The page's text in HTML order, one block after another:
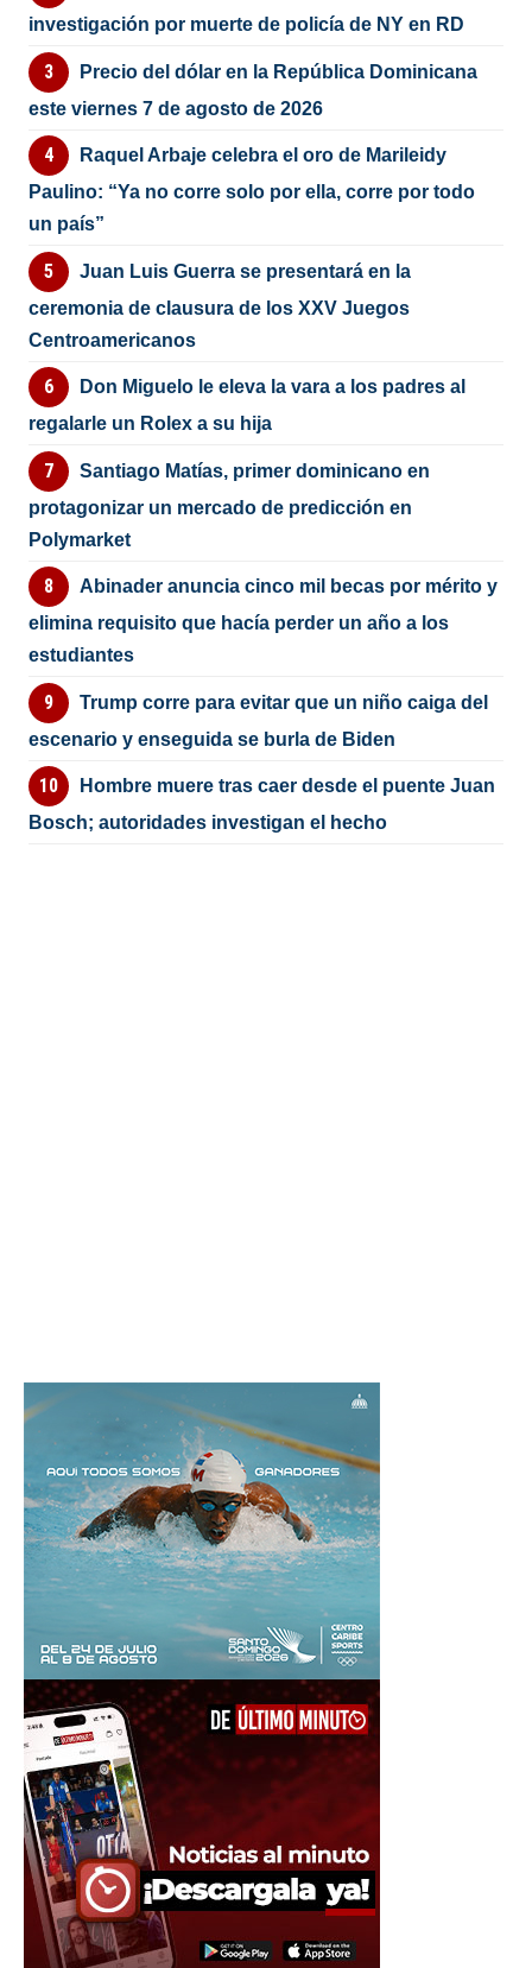
investigación por muerte de policía de NY en RD
Precio del dólar en la República Dominicana
este viernes 7 de agosto de 2026
Raquel Arbaje celebra el oro de Marileidy
Paulino: “Ya no corre solo por ella, corre por todo
un país”
Juan Luis Guerra se presentará en la
ceremonia de clausura de los XXV Juegos
Centroamericanos
Don Miguelo le eleva la vara a los padres al
regalarle un Rolex a su hija
Santiago Matías, primer dominicano en
protagonizar un mercado de predicción en
Polymarket
Abinader anuncia cinco mil becas por mérito y
elimina requisito que hacía perder un año a los
estudiantes
Trump corre para evitar que un niño caiga del
escenario y enseguida se burla de Biden
Hombre muere tras caer desde el puente Juan
Bosch; autoridades investigan el hecho